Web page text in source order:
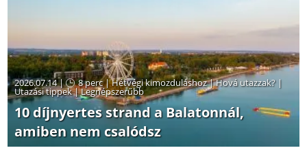
2026.07.14 | 8 perc|Hétvégi kimozduláshoz|Hová utazzak? |
Utazási tippek|Legnépszerűbb
10 díjnyertes strand a Balatonnál,
amiben nem csalódsz